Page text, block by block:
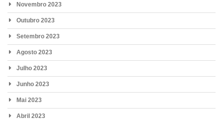
Novembro 2023
Outubro 2023
Setembro 2023
Agosto 2023
Julho 2023
Junho 2023
Mai 2023
Abril 2023